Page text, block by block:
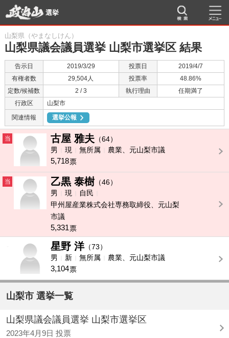
選挙
山梨県（やまなしけん）
山梨県議会議員選挙 山梨市選挙区 結果
告示日 2019/3/29 投票日
2019/4/7
有権者数
29,504人 投票率
48.86%
定数/候補数
2 / 3 執行理由
任期満了
行政区
山梨市
関連情報
選挙公報
当 古屋 雅夫 （64）
男
現 無所属 農業、元山梨市議
5,718票
当 乙黒 泰樹（46）
男
現
自民
甲州屋産業株式会社専務取締役、元山梨
市議
5,331票
星野 洋（73）
男
新 無所属 農業、元山梨市議
3,104票
山梨市 選挙一覧
山梨県議会議員選挙 山梨市選挙区
2023年4月9日 投票